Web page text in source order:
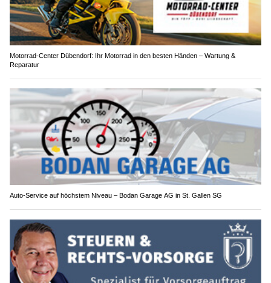
Motorrad-Center Dübendorf: Ihr Motorrad in den besten Händen – Wartung &
Reparatur
Auto-Service auf höchstem Niveau – Bodan Garage AG in St. Gallen SG